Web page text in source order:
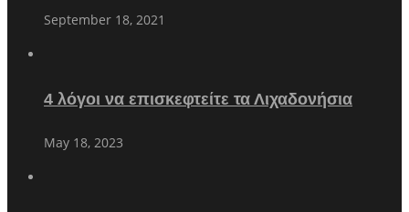
September 18, 2021
4 λόγοι να επισκεφτείτε τα Λιχαδονήσια
May 18, 2023